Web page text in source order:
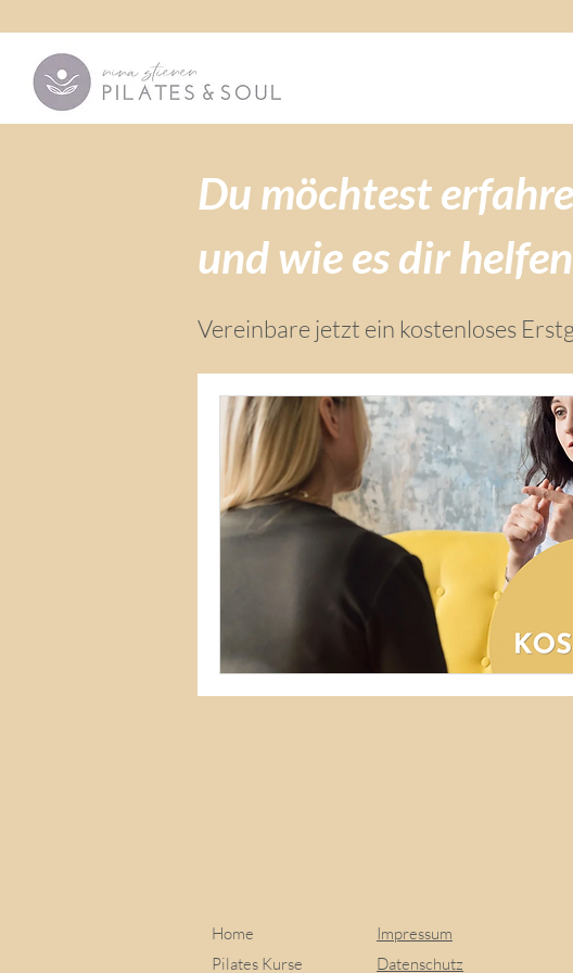
Du möchtest
und wie es dir
Vereinbare jetzt ein kostenloses
Home
Pilates Kurse
Impressum
Datenschutz